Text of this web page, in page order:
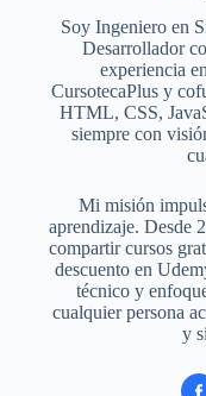
Soy Ingeniero en
Desarrollador
experiencia
CursotecaPlus y
HTML, CSS,
siempre con
Mi misión
aprendizaje. Desde
compartir cursos
descuento en
técnico y
cualquier persona
y